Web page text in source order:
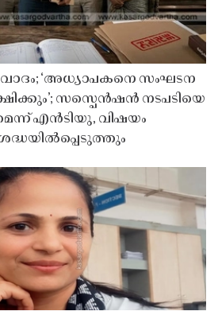
‘അധ്യാപകനെ സംഘടന
സസ്പെൻഷൻ നടപടിയെ
എൻടിയു, വിഷയം